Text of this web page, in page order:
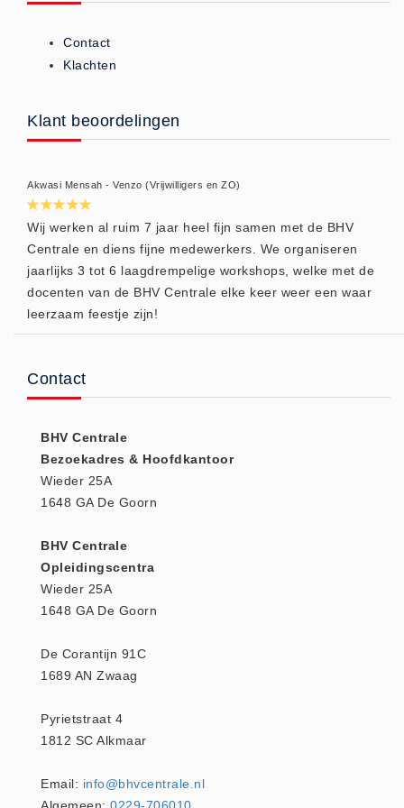
Koud - Warm kompressen (3)
Teken - Beten sets (5)
Eerste Hulp Paneel
Eerste Hulp Paneel (0)
Evacuatie
Evacuatie (19)
Noodkoffer (0)
Noodverlichting (1)
Zaklampen (9)
Keurmeester NEN-3140
Kliklijsten en vitrines
Kliklijsten en vitrines (2)
Lesboeken
Medicatie en Drogisterij
Desinfectants (0)
Medicatie (0)
Noodproducten (5)
Brand (9)
Verslikken en verstikken (1)
Contact
Klachten
Klant beoordelingen
Akwasi Mensah - Venzo (Vrijwilligers en ZO)
Wij werken al ruim 7 jaar heel fijn samen met de BHV
Centrale en diens fijne medewerkers. We organiseren
jaarlijks 3 tot 6 laagdrempelige workshops, welke met de
docenten van de BHV Centrale elke keer weer een waar
leerzaam feestje zijn!
Contact
BHV Centrale
Bezoekadres & Hoofdkantoor
Wieder 25A
1648 GA De Goorn
BHV Centrale
Opleidingscentra
Wieder 25A
1648 GA De Goorn
De Corantijn 91C
1689 AN Zwaag
Pyrietstraat 4
1812 SC Alkmaar
Email: info@bhvcentrale.nl